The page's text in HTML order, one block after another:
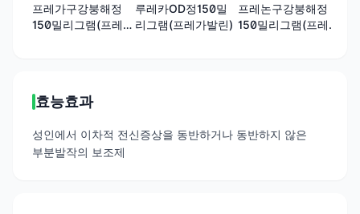
프레가구강붕해정
150밀리그램(프레가
루레카OD정150밀
리그램(프레가발린)
프레논구강붕해정
150밀리그램(프레가
효능효과
성인에서 이차적 전신증상을 동반하거나 동반하지 않은
부분발작의 보조제